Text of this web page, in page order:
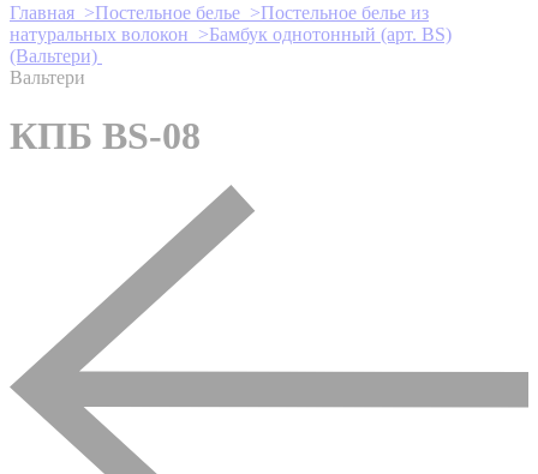
Главная >Постельное белье >Постельное белье из
натуральных волокон >Бамбук однотонный (арт. BS)
(Вальтери)
Вальтери
КПБ BS-08